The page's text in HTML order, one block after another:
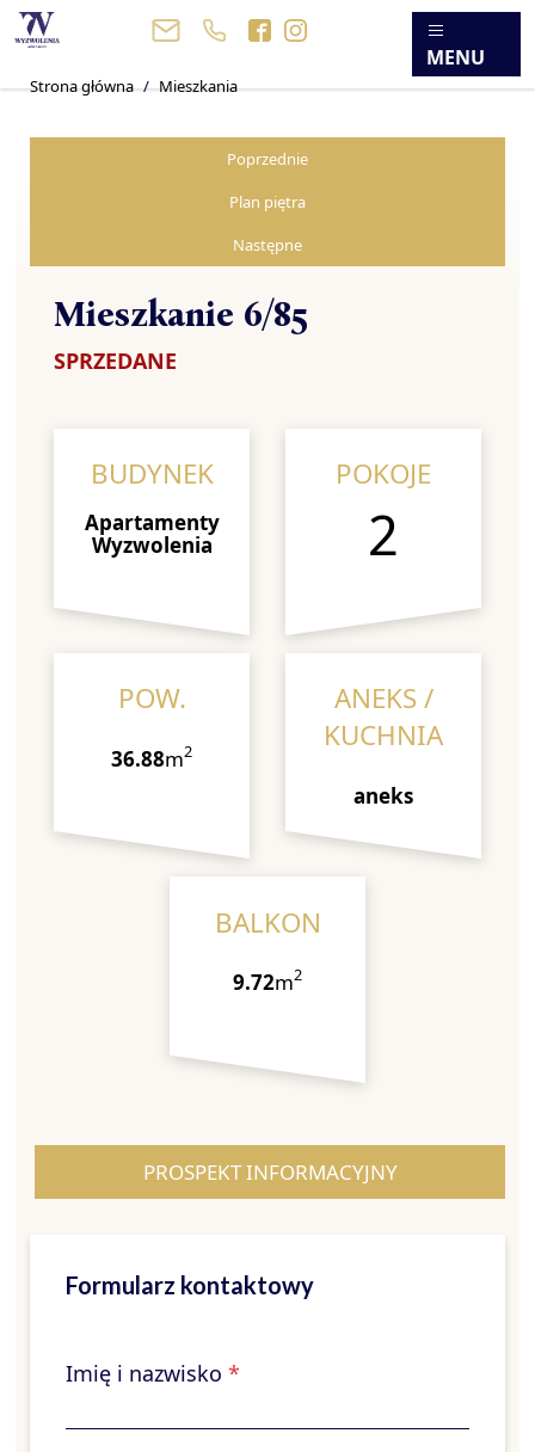
MENU
Strona główna Mieszkania
Poprzednie
Plan piętra
Następne
Mieszkanie 6/85
SPRZEDANE
BUDYNEK
Apartamenty
Wyzwolenia
POKOJE
2
POW.
36.88m2
ANEKS /
KUCHNIA
aneks
BALKON
9.72m2
PROSPEKT INFORMACYJNY
Formularz kontaktowy
Imię i nazwisko *